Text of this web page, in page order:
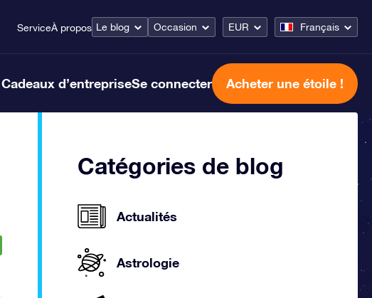
ServiceÀ propos Le blog Occasion EUR Français
Cadeaux d’entrepriseSe connecter Acheter une étoile !
Catégories de blog
Actualités
Astrologie